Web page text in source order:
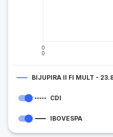
0
0
BIJUPIRA II FI MULT -
CDI
IBOVESPA